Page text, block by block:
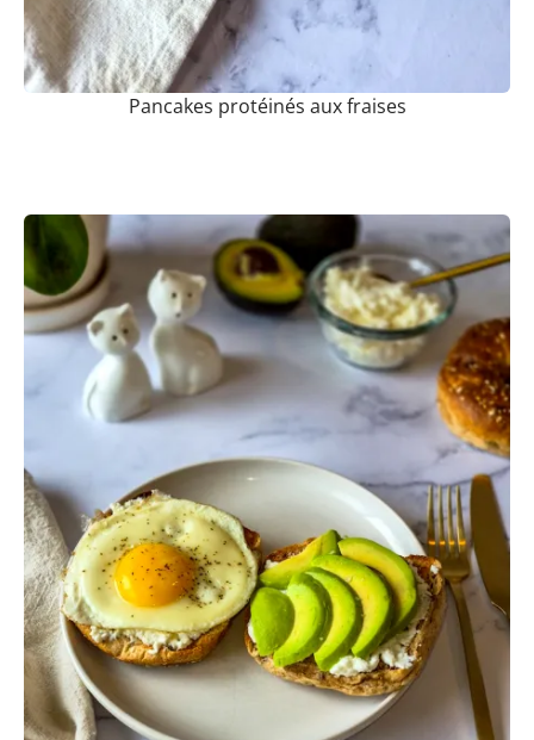
Pancakes protéinés aux fraises